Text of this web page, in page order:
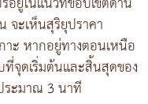
จะเห็นสุริยุปราคา
าะ หากอยู่ทางตอนเหนือ
จุดเริ่มต้นและสิ้นสุดของ
ระมาณ 3 นาที